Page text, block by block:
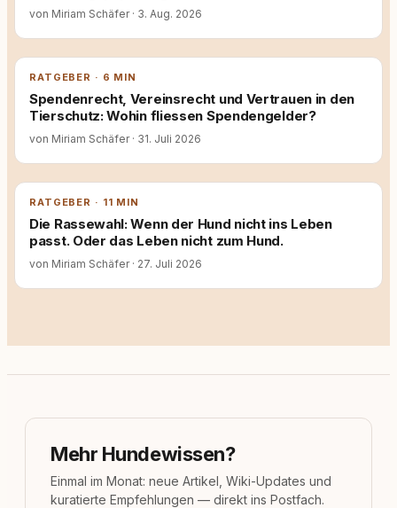
von Miriam Schäfer · 3. Aug. 2026
RATGEBER · 6 MIN
Spendenrecht, Vereinsrecht und Vertrauen in den
Tierschutz: Wohin fliessen Spendengelder?
von Miriam Schäfer · 31. Juli 2026
RATGEBER · 11 MIN
Die Rassewahl: Wenn der Hund nicht ins Leben
passt. Oder das Leben nicht zum Hund.
von Miriam Schäfer · 27. Juli 2026
Mehr Hundewissen?
Einmal im Monat: neue Artikel, Wiki-Updates und
kuratierte Empfehlungen — direkt ins Postfach.